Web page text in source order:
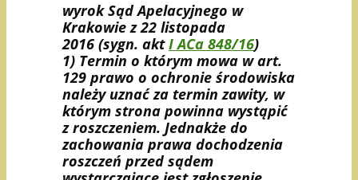
wyrok Sąd Apelacyjnego w
Krakowie z 22 listopada
2016 (sygn. aktI ACa 848/16)
1) Termin o którym mowa w art.
129 prawo o ochronie środowiska
należy uznać za termin zawity, w
którym strona powinna wystąpić
z roszczeniem. Jednakże do
zachowania prawa dochodzenia
roszczeń przed sądem